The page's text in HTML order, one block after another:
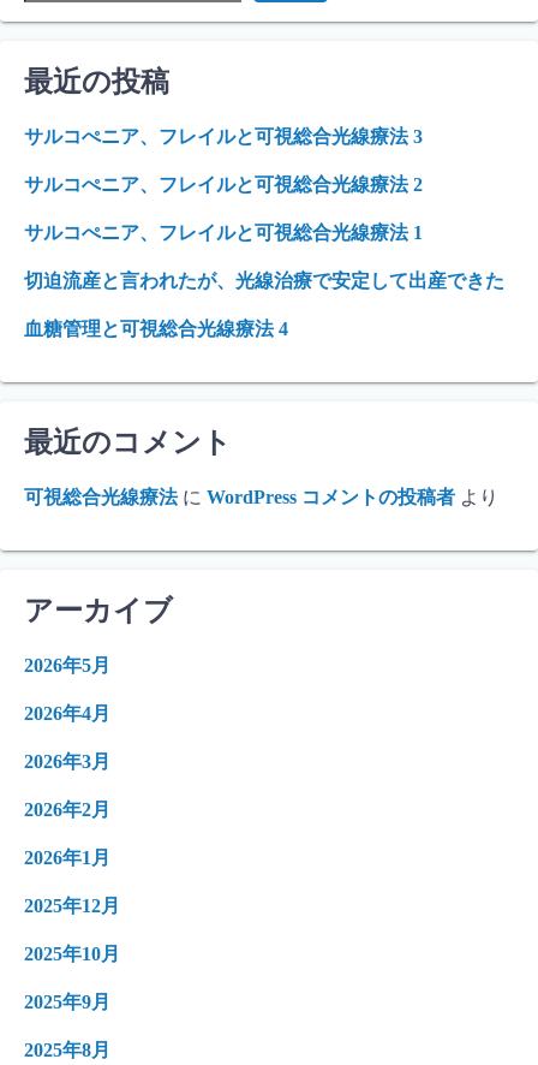
最近の投稿
サルコぺニア、フレイルと可視総合光線療法 3
サルコぺニア、フレイルと可視総合光線療法 2
サルコぺニア、フレイルと可視総合光線療法 1
切迫流産と言われたが、光線治療で安定して出産できた
血糖管理と可視総合光線療法 4
最近のコメント
可視総合光線療法に WordPress コメントの投稿者 より
アーカイブ
2026年5月
2026年4月
2026年3月
2026年2月
2026年1月
2025年12月
2025年10月
2025年9月
2025年8月